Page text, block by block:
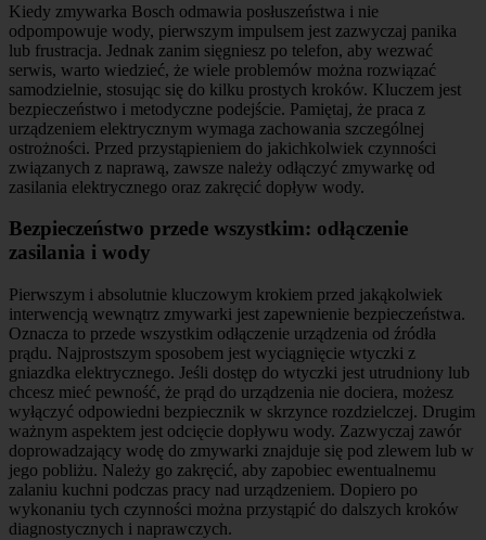
Kiedy zmywarka Bosch odmawia posłuszeństwa i nie
odpompowuje wody, pierwszym impulsem jest zazwyczaj panika
lub frustracja. Jednak zanim sięgniesz po telefon, aby wezwać
serwis, warto wiedzieć, że wiele problemów można rozwiązać
samodzielnie, stosując się do kilku prostych kroków. Kluczem jest
bezpieczeństwo i metodyczne podejście. Pamiętaj, że praca z
urządzeniem elektrycznym wymaga zachowania szczególnej
ostrożności. Przed przystąpieniem do jakichkolwiek czynności
związanych z naprawą, zawsze należy odłączyć zmywarkę od
zasilania elektrycznego oraz zakręcić dopływ wody.
Bezpieczeństwo przede wszystkim: odłączenie
zasilania i wody
Pierwszym i absolutnie kluczowym krokiem przed jakąkolwiek
interwencją wewnątrz zmywarki jest zapewnienie bezpieczeństwa.
Oznacza to przede wszystkim odłączenie urządzenia od źródła
prądu. Najprostszym sposobem jest wyciągnięcie wtyczki z
gniazdka elektrycznego. Jeśli dostęp do wtyczki jest utrudniony lub
chcesz mieć pewność, że prąd do urządzenia nie dociera, możesz
wyłączyć odpowiedni bezpiecznik w skrzynce rozdzielczej. Drugim
ważnym aspektem jest odcięcie dopływu wody. Zazwyczaj zawór
doprowadzający wodę do zmywarki znajduje się pod zlewem lub w
jego pobliżu. Należy go zakręcić, aby zapobiec ewentualnemu
zalaniu kuchni podczas pracy nad urządzeniem. Dopiero po
wykonaniu tych czynności można przystąpić do dalszych kroków
diagnostycznych i naprawczych.